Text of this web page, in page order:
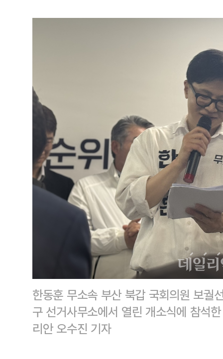
한동훈 무소속 부산 북갑 국회의원 보궐
구 선거사무소에서 열린 개소식에 참석
리안 오수진 기자